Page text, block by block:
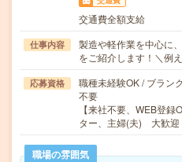
交通費全額支給
仕事内容
製造や軽作業を中心に
をご紹介します！＼例
応募資格
職種未経験OK / ブラン
不要
【来社不要、WEB登
ター、主婦(夫) 大歓
職場の雰囲気